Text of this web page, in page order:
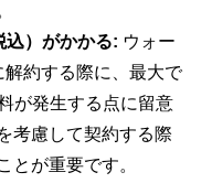
込）がかかる: ウォー
約する際に、最大で
が発生する点に留意
考慮して契約する際
とが重要です。